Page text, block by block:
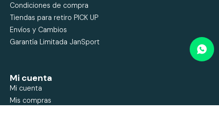
Condiciones de compra
Tiendas para retiro PICK UP
Envíos y Cambios
Garantía Limitada JanSport
Mi cuenta
Mi cuenta
Mis compras